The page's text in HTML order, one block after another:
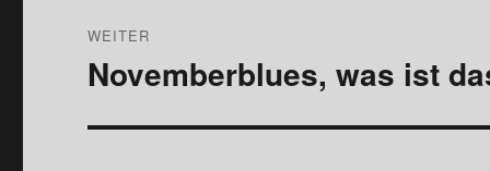
WEITER
Nächster
Novemberblues, was ist